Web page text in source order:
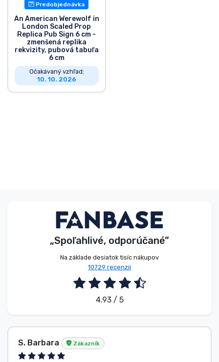
Predobjednávka
An American Werewolf in
London Scaled Prop
Replica Pub Sign 6 cm -
zmenšená replika
rekvizity, pubová tabuľa
6 cm
Očakávaný vzhľad:
10. 10. 2026
„Spoľahlivé, odporúčané”
Na základe desiatok tisíc nákupov
10729 recenzií
4.93 / 5
S. Barbara Zákazník
Zoradiť podľa série
Zoradiť podľa filmov
Zoradiť podľa karikatúry
Zoradiť podľa Anime